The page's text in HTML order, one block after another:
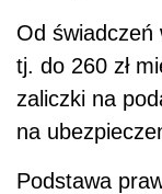
Od świadczeń
tj. do 260 zł
zaliczki na
na
Podstawa